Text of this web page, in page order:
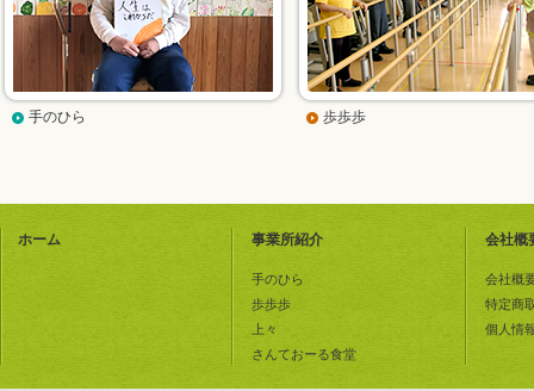
手のひら 歩歩歩
ホーム 事業所紹介
手のひら
歩歩歩
上々
さんておーる食堂
会社概
会社概
特定商
個人情